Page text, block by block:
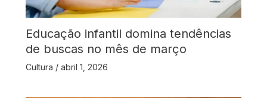
Educação infantil domina tendências
de buscas no mês de março
Cultura / abril 1, 2026